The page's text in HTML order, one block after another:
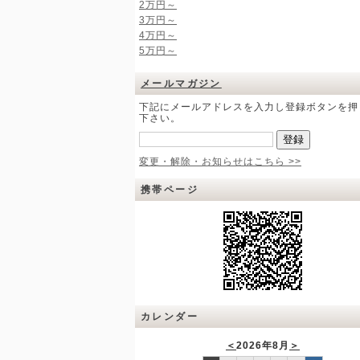
2万円～
3万円～
4万円～
5万円～
メールマガジン
下記にメールアドレスを入力し登録ボタンを
下さい。
変更・解除・お知らせはこちら >>
携帯ページ
カレンダー
＜ 2026年8月 ＞